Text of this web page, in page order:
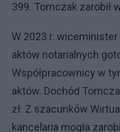
399. Tomczak zarobił
W 2023 r.
aktów notarialnych
Współpracownicy w
aktów. Dochód
zł. Z szacunków
kancelaria mogła